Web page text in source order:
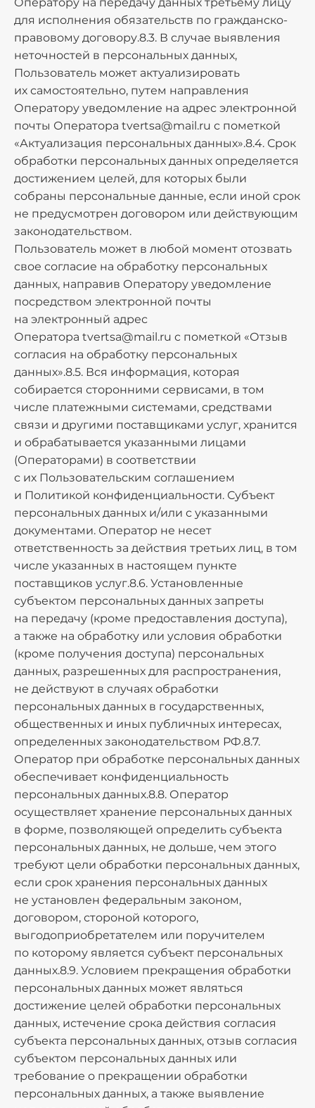
для исполнения обязательств по гражданско-
правовому договору.8.3. В случае выявления
неточностей в персональных данных,
Пользователь может актуализировать
их самостоятельно, путем направления
Оператору уведомление на адрес электронной
почты Оператора tvertsa@mail.ru с пометкой
«Актуализация персональных данных».8.4. Срок
обработки персональных данных определяется
достижением целей, для которых были
собраны персональные данные, если иной срок
не предусмотрен договором или действующим
законодательством.
Пользователь может в любой момент отозвать
свое согласие на обработку персональных
данных, направив Оператору уведомление
посредством электронной почты
на электронный адрес
Оператора tvertsa@mail.ru с пометкой «Отзыв
согласия на обработку персональных
данных».8.5. Вся информация, которая
собирается сторонними сервисами, в том
числе платежными системами, средствами
связи и другими поставщиками услуг, хранится
и обрабатывается указанными лицами
(Операторами) в соответствии
с их Пользовательским соглашением
и Политикой конфиденциальности. Субъект
персональных данных и/или с указанными
документами. Оператор не несет
ответственность за действия третьих лиц, в том
числе указанных в настоящем пункте
поставщиков услуг.8.6. Установленные
субъектом персональных данных запреты
на передачу (кроме предоставления доступа),
а также на обработку или условия обработки
(кроме получения доступа) персональных
данных, разрешенных для распространения,
не действуют в случаях обработки
персональных данных в государственных,
общественных и иных публичных интересах,
определенных законодательством РФ.8.7.
Оператор при обработке персональных данных
обеспечивает конфиденциальность
персональных данных.8.8. Оператор
осуществляет хранение персональных данных
в форме, позволяющей определить субъекта
персональных данных, не дольше, чем этого
требуют цели обработки персональных данных,
если срок хранения персональных данных
не установлен федеральным законом,
договором, стороной которого,
выгодоприобретателем или поручителем
по которому является субъект персональных
данных.8.9. Условием прекращения обработки
персональных данных может являться
достижение целей обработки персональных
данных, истечение срока действия согласия
субъекта персональных данных, отзыв согласия
субъектом персональных данных или
требование о прекращении обработки
персональных данных, а также выявление